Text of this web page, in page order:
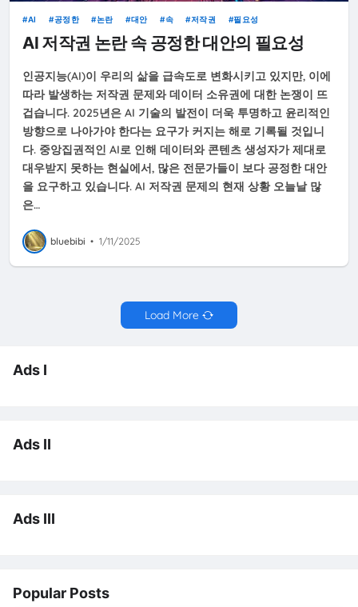
AI 공정한 논란 대안 속 저작권 필요성
AI 저작권 논란 속 공정한 대안의 필요성
인공지능(AI)이 우리의 삶을 급속도로 변화시키고 있지만, 이에
따라 발생하는 저작권 문제와 데이터 소유권에 대한 논쟁이 뜨
겁습니다. 2025년은 AI 기술의 발전이 더욱 투명하고 윤리적인
방향으로 나아가야 한다는 요구가 커지는 해로 기록될 것입니
다. 중앙집권적인 AI로 인해 데이터와 콘텐츠 생성자가 제대로
대우받지 못하는 현실에서, 많은 전문가들이 보다 공정한 대안
을 요구하고 있습니다. AI 저작권 문제의 현재 상황 오늘날 많
은…
bluebibi • 1/11/2025
Load More
Ads I
Ads II
Ads III
Popular Posts